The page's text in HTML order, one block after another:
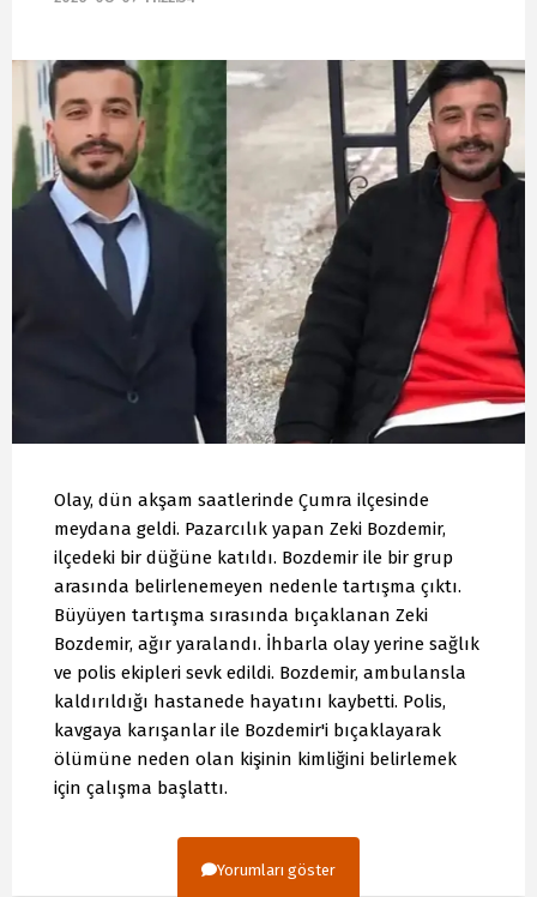
Olay, dün akşam saatlerinde Çumra ilçesinde
meydana geldi. Pazarcılık yapan Zeki Bozdemir,
ilçedeki bir düğüne katıldı. Bozdemir ile bir grup
arasında belirlenemeyen nedenle tartışma çıktı.
Büyüyen tartışma sırasında bıçaklanan Zeki
Bozdemir, ağır yaralandı. İhbarla olay yerine sağlık
ve polis ekipleri sevk edildi. Bozdemir, ambulansla
kaldırıldığı hastanede hayatını kaybetti. Polis,
kavgaya karışanlar ile Bozdemir'i bıçaklayarak
ölümüne neden olan kişinin kimliğini belirlemek
için çalışma başlattı.
Yorumları göster